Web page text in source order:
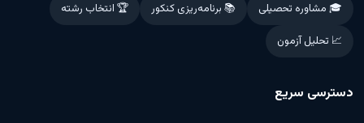
🎓 مشاوره تحصیلی 📚 برنامه‌ریزی کنکور
🏆 انتخاب رشته
📈 تحلیل آزمون
دسترسی سریع